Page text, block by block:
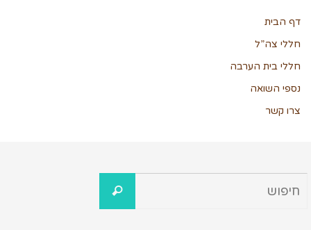
דף הבית
חללי צה”ל
חללי בית הערבה
נספי השואה
צרו קשר